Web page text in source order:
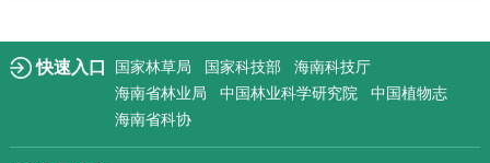
快速入口 国家林草局 国家科技部
海南科技厅
海南省林业局
中国林业科学研究院
中国植物志
海南省科协